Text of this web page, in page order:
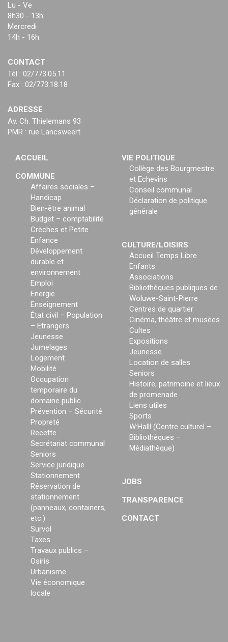
Lu - Ve
8h30 - 13h
Mercredi
14h - 16h
CONTACT
Tél : 02/773.05.11
Fax : 02/773.18.18
ADRESSE
Av. Ch. Thielemans 93
PMR : rue Lancsweert
ACCUEIL
COMMUNE
Affaires sociales –
Handicap
Bien-être animal
Budget – comptabilité
Crèches et Petite
Enfance
Développement
durable et
environnement
Emploi
Energie
Enseignement
État civil – Population
– Etrangers
Jeunesse
Jumelages
Logement
Mobilité
Occupation
temporaire du
domaine public
Prévention – Sécurité
Propreté
Recette
Secrétariat communal
Seniors
Service juridique
Stationnement
Réservation de
stationnement
(panneaux, containers,
etc.)
Survol
Taxes
Travaux publics –
Osiris
Urbanisme
Vie économique
locale
VIE POLITIQUE
Collège des Bourgmestre
et Echevins
Conseil communal
Déclaration de politique
générale
CULTURE/LOISIRS
Accueil Temps Libre
Enfants
Associations
Bibliothèques publiques de
Woluwe-Saint-Pierre
Centres de quartier
Cinéma, théâtre et musées
Cultes
Expositions
Jeunesse
Location de salles
Seniors
Histoire, patrimoine et lieux
de promenade
Liens utiles
Sports
W:Halll (Centre culturel –
Bibliothèques –
Médiathèque)
JOBS
TRANSPARENCE
CONTACT